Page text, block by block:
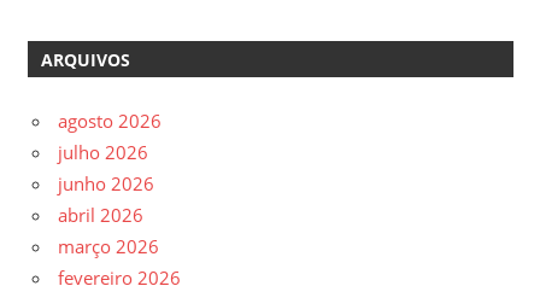
ARQUIVOS
agosto 2026
julho 2026
junho 2026
abril 2026
março 2026
fevereiro 2026